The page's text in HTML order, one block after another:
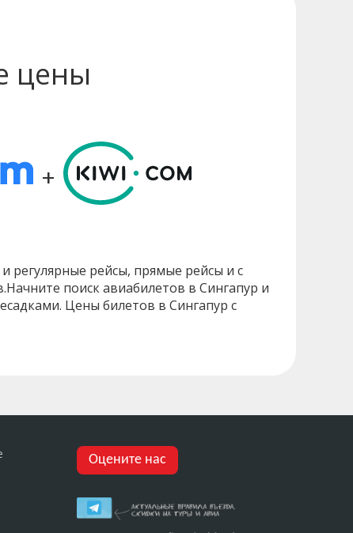
цены
+
регулярные рейсы, прямые рейсы и с
поиск авиабилетов в Сингапур и
Цены билетов в Сингапур с
Оцените нас